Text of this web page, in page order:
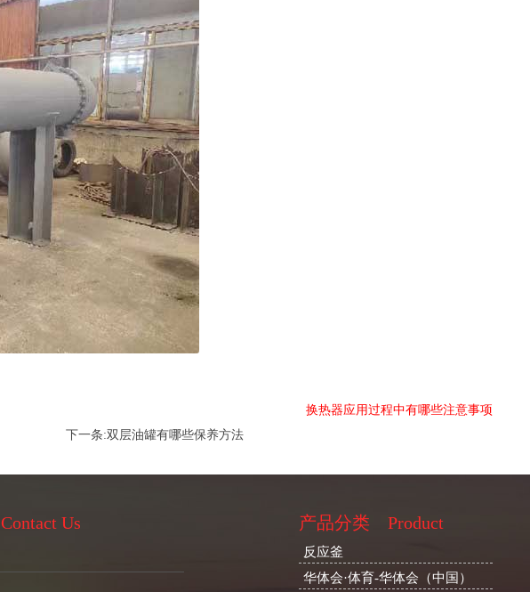
换热器应用过程中有哪些注意事项
下一条:双层油罐有哪些保养方法
Contact Us 产品分类 Product
反应釜
华体会·体育-华体会（中国）